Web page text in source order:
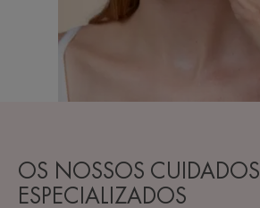
OS NOSSOS CUIDADOS
ESPECIALIZADOS